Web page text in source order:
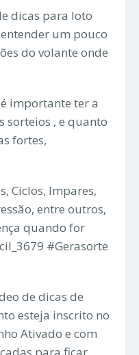
dicas para loto
um pouco
do volante onde
importante ter a
sorteios , e quanto
fortes,
Ciclos, Impares,
entre outros,
quando for
#Gerasorte
de dicas de
esteja inscrito no
Ativado e com
para ficar